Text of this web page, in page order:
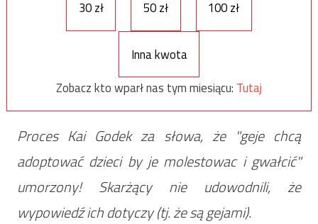
30 zł 50 zł 100 zł
Inna kwota
Zobacz kto wparł nas tym miesiącu: Tutaj
Proces Kai Godek za słowa, że "geje chcą
adoptować dzieci by je molestowac i gwałcić"
umorzony! Skarżący nie udowodnili, że
wypowiedź ich dotyczy (tj. że są gejami).